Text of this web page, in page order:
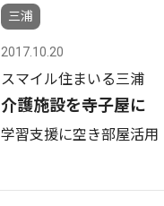
三浦
2017.10.20
スマイル住まいる三浦
介護施設を寺子屋に
学習支援に空き部屋活用